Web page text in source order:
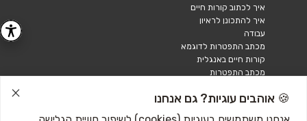
איך לכתוב קורות חיים
איך להתכונן לראיון
עבודה
מכתב התפטרות לדוגמא
קורות חיים באנגלית
מכתב התפטרות
🍪 אוהבים עוגיות? גם אנחנו